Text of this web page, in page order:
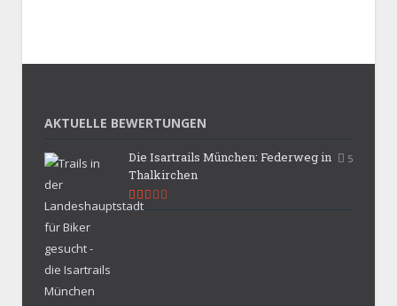
AKTUELLE BEWERTUNGEN
5
Die Isartrails München: Federweg in
Thalkirchen